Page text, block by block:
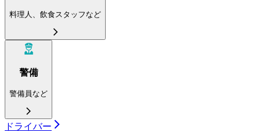
料理人、飲食スタッフなど
警備
警備員など
ドライバー